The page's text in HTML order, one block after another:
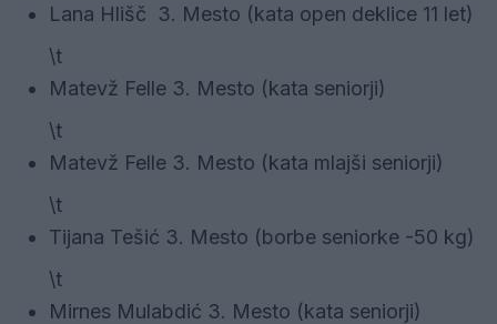
Lana Hlišč 3. Mesto (kata open deklice 11 let)
\t
Matevž Felle 3. Mesto (kata seniorji)
\t
Matevž Felle 3. Mesto (kata mlajši seniorji)
\t
Tijana Tešić 3. Mesto (borbe seniorke -50 kg)
\t
Mirnes Mulabdić 3. Mesto (kata seniorji)